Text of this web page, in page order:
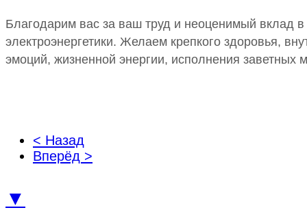
Благодарим вас за ваш труд и неоценимый вклад в
электроэнергетики. Желаем крепкого здоровья,
эмоций, жизненной энергии, исполнения заветных
< Назад
Вперёд >
▼